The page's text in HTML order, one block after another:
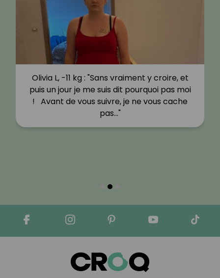
Olivia L, -11 kg : "Sans vraiment y croire, et
puis un jour je me suis dit pourquoi pas moi
! Avant de vous suivre, je ne vous cache
pas…"